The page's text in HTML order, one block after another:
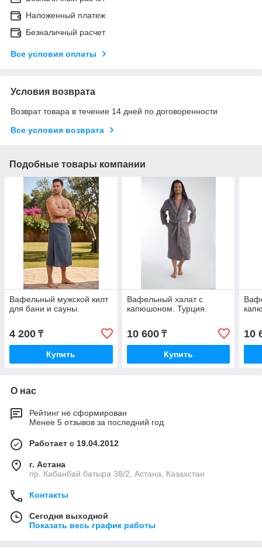
Наложенный платеж
Безналичный расчет
Все условия оплаты
Условия возврата
Возврат товара в течение 14 дней по договоренности
Все условия возврата
Подобные товары компании
Вафельный мужской килт
для бани и сауны.
4 200 ₸
Купить
Вафельный халат с
капюшоном. Турция.
10 600₸
Купить
10
О нас
Рейтинг не сформирован
Менее 5 отзывов за последний год
Работает с 19.04.2012
г. Астана
пр. Кабанбай батыра 38/2, Астана, Казахстан
Контакты
Сегодня выходной
Показать весь график работы